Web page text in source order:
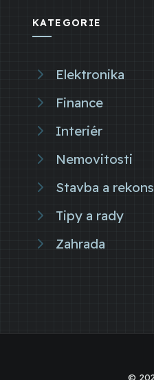
KATEGORIE
Elektronika
Finance
Interiér
Nemovitosti
Stavba a
Tipy a rady
Zahrada
©